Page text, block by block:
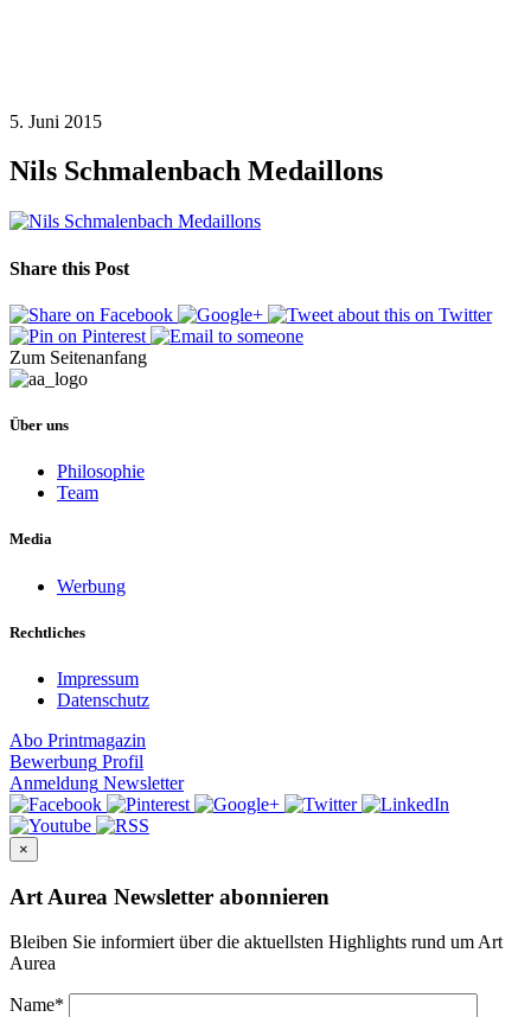
5. Juni 2015
Nils Schmalenbach Medaillons
Share this Post
Zum Seitenanfang
Über uns
Philosophie
Team
Media
Werbung
Rechtliches
Impressum
Datenschutz
Abo Printmagazin
Bewerbung Profil
Anmeldung Newsletter
×
Art Aurea Newsletter abonnieren
Bleiben Sie informiert über die aktuellsten Highlights rund um Art
Aurea
Name*